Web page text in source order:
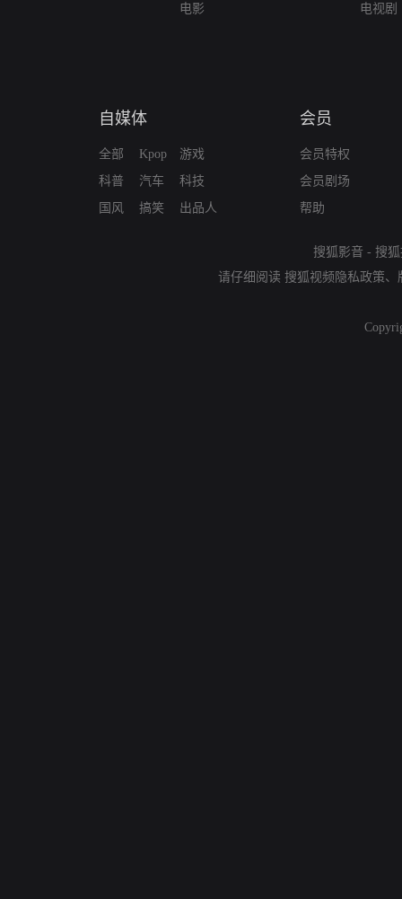
电影
电视剧
自媒体
全部
科普
国风
Kpop
汽车
搞笑
游戏
科技
出品人
会员
会员特权
会员剧场
帮助
搜狐影音 - 搜
请仔细阅读 搜狐视频隐私政策、